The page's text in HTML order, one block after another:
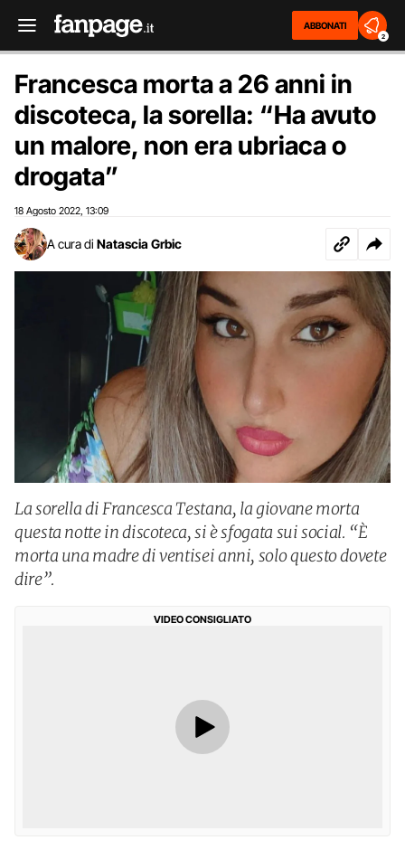
ABBONATI
2
Francesca morta a 26 anni in
discoteca, la sorella: “Ha avuto
un malore, non era ubriaca o
drogata”
18 Agosto 2022 13:09
A cura di Natascia Grbic
La sorella di Francesca Testana, la giovane morta
questa notte in discoteca, si è sfogata sui social. “È
morta una madre di ventisei anni, solo questo dovete
dire”.
VIDEO CONSIGLIATO